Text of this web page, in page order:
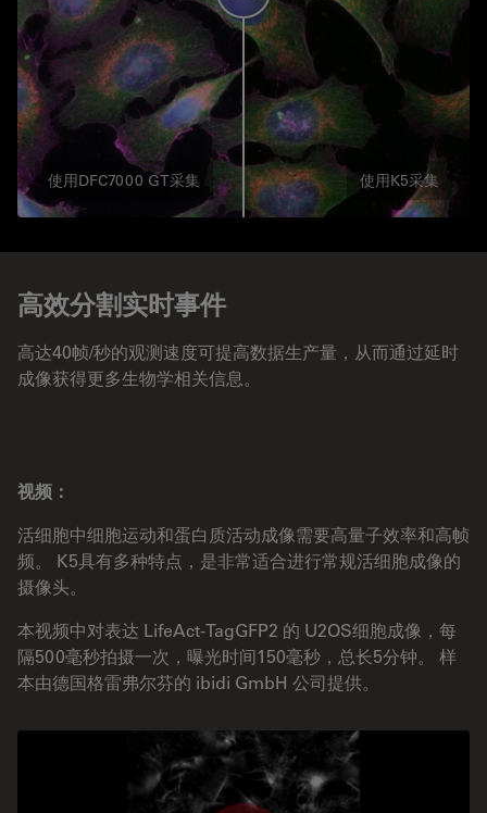
使用DFC7000 GT采集 使用K5采集
高效分割实时事件
高达40帧/秒的观测速度可提高数据生产量，从而通过延时
成像获得更多生物学相关信息。
视频：
活细胞中细胞运动和蛋白质活动成像需要高量子效率和高帧
频。 K5具有多种特点，是非常适合进行常规活细胞成像的
摄像头。
本视频中对表达 LifeAct-TagGFP2 的 U2OS细胞成像，每
隔500毫秒拍摄一次，曝光时间150毫秒，总长5分钟。 样
本由德国格雷弗尔芬的 ibidi GmbH 公司提供。